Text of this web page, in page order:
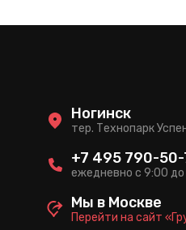
тер. Технопарк
Ногинск
ежедневно с 9:00 до
+7 495 790-
Перейти на сайт
Мы в Москве